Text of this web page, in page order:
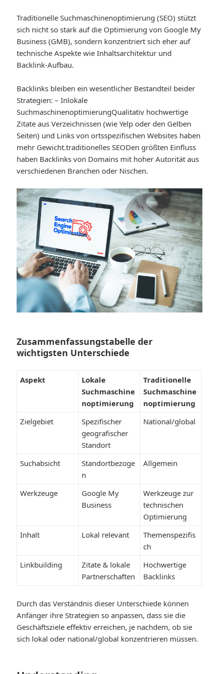
Traditionelle Suchmaschinenoptimierung (SEO) stützt
sich nicht so stark auf die Optimierung von Google My
Business (GMB), sondern konzentriert sich eher auf
technische Aspekte wie Inhaltsarchitektur und
Backlink-Aufbau.
Backlinks bleiben ein wesentlicher Bestandteil beider
Strategien: – Inlokale
SuchmaschinenoptimierungQualitativ hochwertige
Zitate aus Verzeichnissen (wie Yelp oder den Gelben
Seiten) und Links von ortsspezifischen Websites haben
mehr Gewicht.traditionelles SEODen größten Einfluss
haben Backlinks von Domains mit hoher Autorität aus
verschiedenen Branchen oder Nischen.
Zusammenfassungstabelle der
wichtigsten Unterschiede
Aspekt
Lokale
Suchmaschine
noptimierung
Traditionelle
Suchmaschine
noptimierung
Zielgebiet
Spezifischer
geografischer
Standort
National/global
Suchabsicht
Standortbezoge
n
Allgemein
Werkzeuge
Google My
Business
Werkzeuge zur
technischen
Optimierung
Inhalt
Lokal relevant
Themenspezifis
ch
Linkbuilding
Zitate & lokale
Partnerschaften
Hochwertige
Backlinks
Durch das Verständnis dieser Unterschiede können
Anfänger ihre Strategien so anpassen, dass sie die
Geschäftsziele effektiv erreichen, je nachdem, ob sie
sich lokal oder national/global konzentrieren müssen.